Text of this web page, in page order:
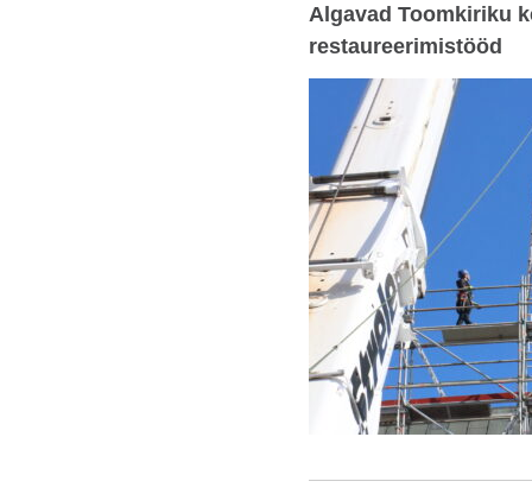
Algavad Toomkiriku
restaureerimistööd